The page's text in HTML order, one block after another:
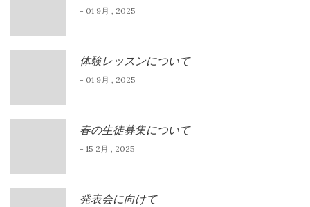
- 01 9月 , 2025
体験レッスンについて
- 01 9月 , 2025
春の生徒募集について
- 15 2月 , 2025
発表会に向けて